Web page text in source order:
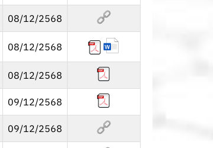
08/12/2568
08/12/2568
08/12/2568
09/12/2568
09/12/2568